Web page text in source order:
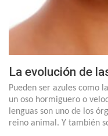
La evolución de
Pueden ser azules como
un oso hormiguero o
lenguas son uno de los
reino animal. Y también